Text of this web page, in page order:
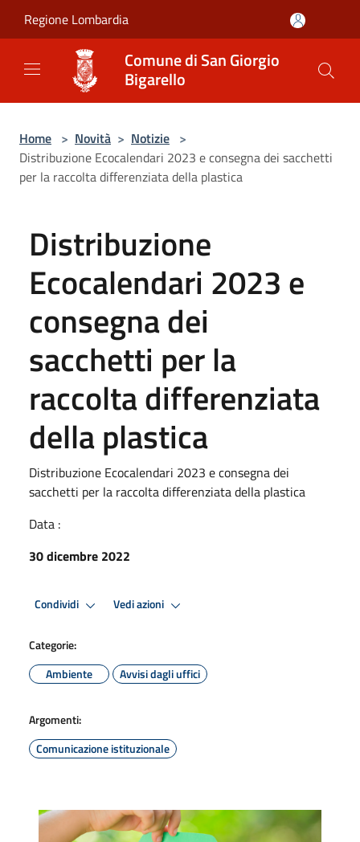
Regione Lombardia
Comune di San Giorgio
Bigarello
Home > Novità > Notizie >
Distribuzione Ecocalendari 2023 e consegna dei sacchetti
per la raccolta differenziata della plastica
Distribuzione
Ecocalendari 2023 e
consegna dei
sacchetti per la
raccolta differenziata
della plastica
Distribuzione Ecocalendari 2023 e consegna dei
sacchetti per la raccolta differenziata della plastica
Data :
30 dicembre 2022
Condividi Vedi azioni
Categorie:
Ambiente
Avvisi dagli uffici
Argomenti:
Comunicazione istituzionale